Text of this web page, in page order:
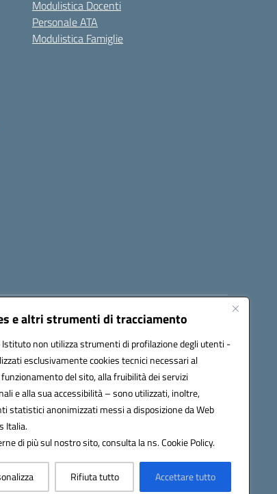
e altri strumenti di tracciamento
non utilizza strumenti di profilazione degli utenti -
esclusivamente cookies tecnici necessari al
del sito, alla fruibilità dei servizi
e alla sua accessibilità – sono utilizzati, inoltre,
statistici anonimizzati messi a disposizione da Web
Italia.
di più sul nostro sito, consulta la ns. Cookie Policy.
Rifiuta tutto Accettare tutto
Modulistica Docenti
Personale ATA
Modulistica Famiglie